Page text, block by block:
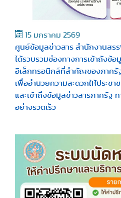
15 มกราคม 2569
ศูนย์ข้อมูลข่าวสาร สำนักงานสร
ได้รวบรวมช่องทางการเข้าถังข้อ
อิเล็กทรอนิกส์ที่สำคัญของภาครัฐ
เพื่ออำนวยความสะดวกให้ประชา
และเข้าถึงข้อมูลข่าวสารภาครัฐ
อย่างรวดเร็ว